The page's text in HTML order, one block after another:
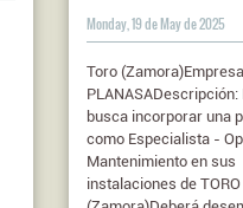
Monday, 19 de May de 2025
Toro
PLANASADescripción:
busca incorporar una
como Especialista -
Mantenimiento en sus
instalaciones de TORO